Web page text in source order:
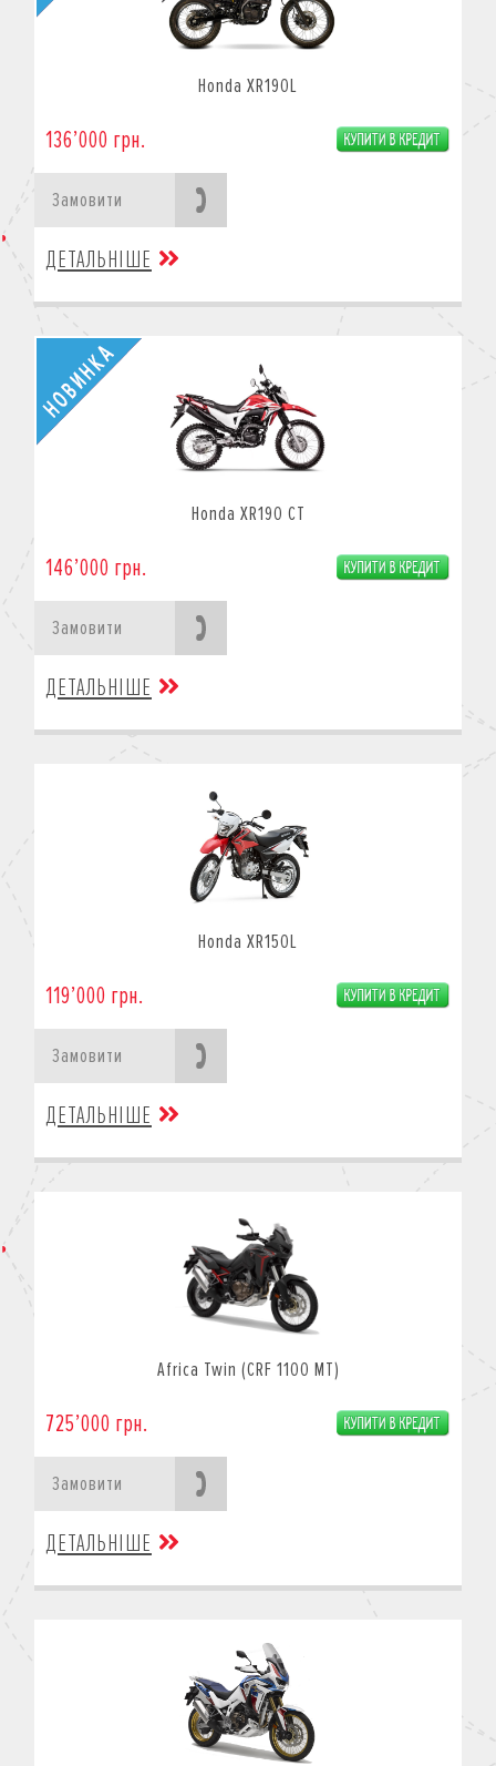
Honda XR190L
136’000 грн.
Замовити
ДЕТАЛЬНІШЕ
Honda XR190 CT
146’000 грн.
Замовити
ДЕТАЛЬНІШЕ
Honda XR150L
119’000 грн.
Замовити
ДЕТАЛЬНІШЕ
Africa Twin (CRF 1100 MT)
725’000 грн.
Замовити
ДЕТАЛЬНІШЕ